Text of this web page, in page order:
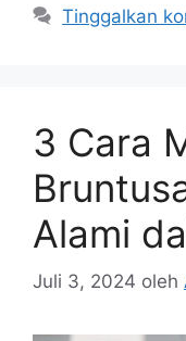
Tinggalkan
3 Cara
Alami
Juli 3, 2024 oleh